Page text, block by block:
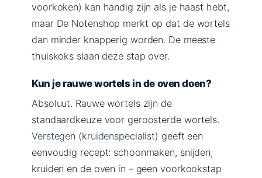
voorkoken) kan handig zijn als je haast hebt,
maar De Notenshop merkt op dat de wortels
dan minder knapperig worden. De meeste
thuiskoks slaan deze stap over.
Kun je rauwe wortels in de oven doen?
Absoluut. Rauwe wortels zijn de
standaardkeuze voor geroosterde wortels.
Verstegen (kruidenspecialist) geeft een
eenvoudig recept: schoonmaken, snijden,
kruiden en de oven in – geen voorkookstap